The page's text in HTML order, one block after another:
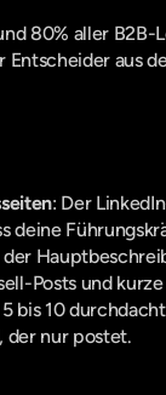
80% aller B2B-
aus
: Der
deine
der
Posts und
bis 10
der nur postet.